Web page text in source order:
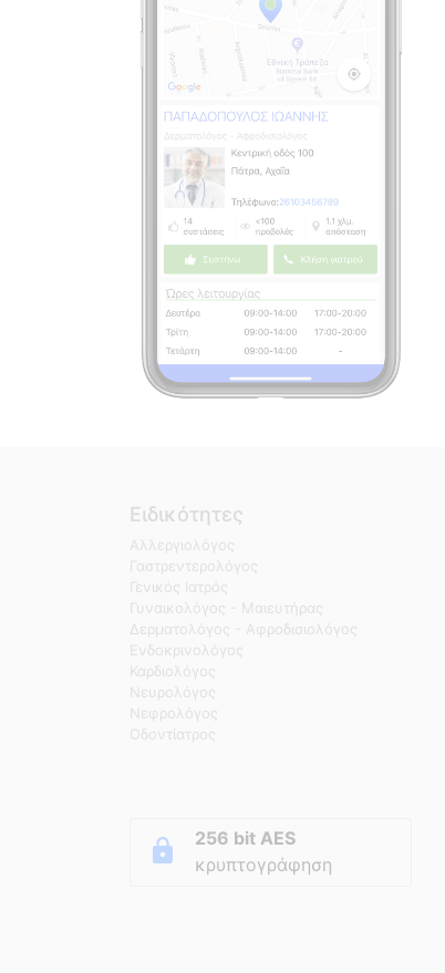
Ειδικότητες
Αλλεργιολόγος
Γαστρεντερολόγος
Γενικός Ιατρός
Γυναικολόγος - Μαιευτήρας
Δερματολόγος - Αφροδισιολόγος
Ενδοκρινολόγος
Καρδιολόγος
Νευρολόγος
Νεφρολόγος
Οδοντίατρος
256 bit AES
κρυπτογράφηση